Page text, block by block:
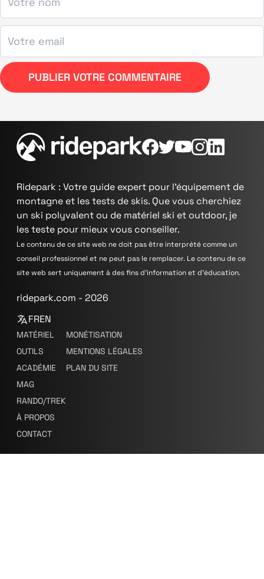
PUBLIER VOTRE COMMENTAIRE
Ridepark : Votre guide expert pour l'équipement de
montagne et les tests de skis. Que vous cherchiez
un ski polyvalent ou de matériel ski et outdoor, je
les teste pour mieux vous conseiller.
Le contenu de ce site web ne doit pas être interprété comme un
conseil professionnel et ne peut pas le remplacer. Le contenu de ce
site web sert uniquement à des fins d'information et d'éducation.
ridepark.com - 2026
FREN
MATÉRIEL
OUTILS
ACADÉMIE
MAG
RANDO/TREK
À PROPOS
CONTACT
MONÉTISATION
MENTIONS LÉGALES
PLAN DU SITE